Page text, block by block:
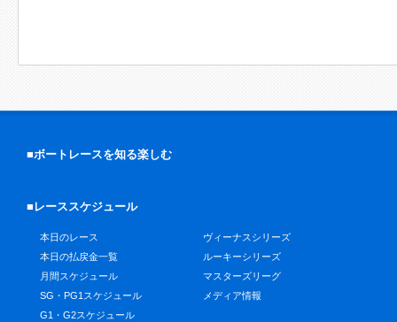
■ボートレースを知る楽しむ
■レーススケジュール
本日のレース
本日の払戻金一覧
月間スケジュール
SG・PG1スケジュール
G1・G2スケジュール
ヴィーナスシリーズ
ルーキーシリーズ
マスターズリーグ
メディア情報